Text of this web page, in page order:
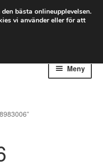
75 kr
frakt
Meny
bästa onlineupplevelsen.
vi använder eller för att